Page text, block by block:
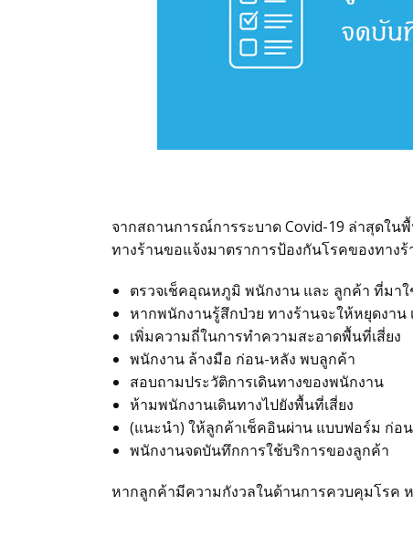
จากสถานการณ์การระบาด Covid-19 ล่าสุดใน
ทางร้านขอแจ้งมาตราการป้องกันโรคของทาง
ตรวจเช็คอุณหภูมิ พนักงาน และ ลูกค้า ที่มาใ
หากพนักงานรู้สึกป่วย ทางร้านจะให้หยุดงาน
เพิ่มความถี่ในการทำความสะอาดพื้นที่เสี่ยง
พนักงาน ล้างมือ ก่อน-หลัง พบลูกค้า
สอบถามประวัติการเดินทางของพนักงาน
ห้ามพนักงานเดินทางไปยังพื้นที่เสี่ยง
(แนะนำ) ให้ลูกค้าเช็คอินผ่าน แบบฟอร์ม ก่อ
พนักงานจดบันทึกการใช้บริการของลูกค้า
หากลูกค้ามีความกังวลในด้านการควบคุมโรค